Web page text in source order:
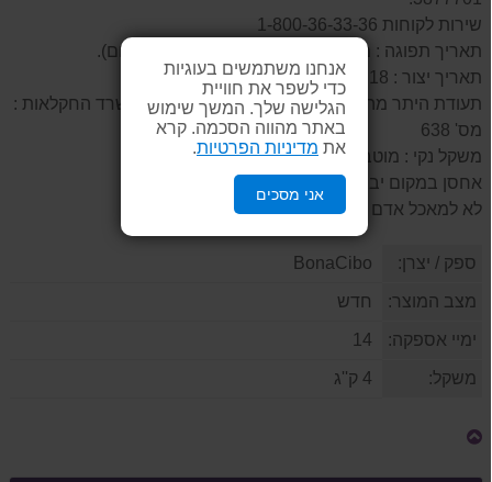
אנחנו משתמשים בעוגיות
כדי לשפר את חוויית
הגלישה שלך. המשך שימוש
באתר מהווה הסכמה. קרא
את מדיניות הפרטיות.
אני מסכים
שירות לקוחות 1-800-36-33-36
תאריך תפוגה : מוטבע בראש האריזה (שנה/חודש/יום).
תאריך יצור : 18 חודש לפני תאריך התפוגה.
תעודת היתר מהמחלקה לביקורת טיב ומספוא במשרד החקלאות :
מס' 638
משקל נקי : מוטבע בחזית האריזה.
אחסן במקום יבש, מוצל וקריר
לא למאכל אדם
ספק / יצרן:
מצב המוצר: חדש
ימיי אספקה:
משקל: